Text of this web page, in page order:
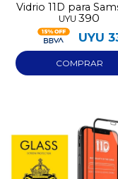
Vidrio 11D para
A17
UYU 390
UYU